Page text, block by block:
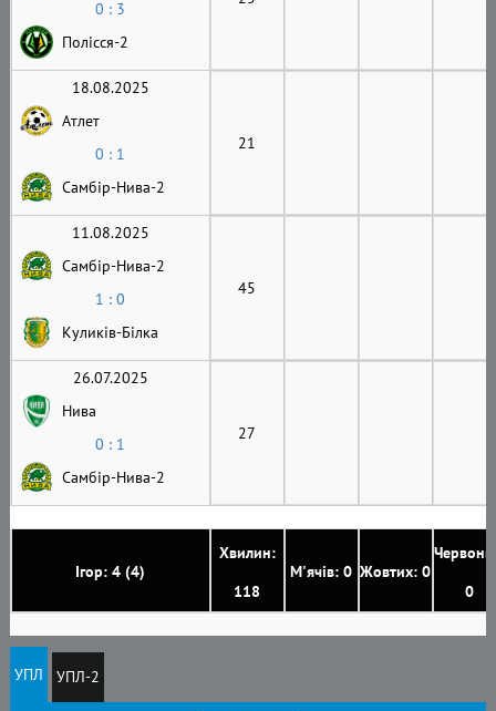
Ігор: 4 (4)
Хвилин:
118
М'ячів: 0 Жовтих: 0
0
0 : 3
Полісся-2
18.08.2025
Атлет
0 : 1
Самбір-Нива-2
21
11.08.2025
Самбір-Нива-2
1 : 0
Куликів-Білка
45
26.07.2025
Нива
0 : 1
Самбір-Нива-2
27
УПЛ УПЛ-2